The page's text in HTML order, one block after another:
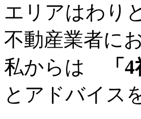
エリアはわり
不動産業者に
私からは
「
とアドバイス